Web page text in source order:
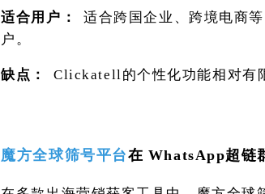
适合用户：
适合跨国企业、跨境电商
户。
缺点： Clickatell的个性化功能相对有
魔方全球筛号平台在 WhatsApp超链